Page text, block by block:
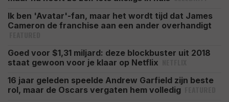
Ik ben 'Avatar'-fan, maar het wordt tijd dat James
Cameron de franchise aan een ander overhandigt
Goed voor $1,31 miljard: deze blockbuster uit 2018
staat gewoon voor je klaar op Netflix
16 jaar geleden speelde Andrew Garfield zijn beste
rol, maar de Oscars vergaten hem volledig